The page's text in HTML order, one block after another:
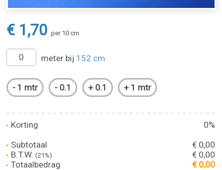
€ 1,70 per 10 cm
meter bij 152 cm
Korting
0%
Subtotaal
€ 0,00
B.T.W.(21%)
€ 0,00
Totaalbedrag
€ 0,00